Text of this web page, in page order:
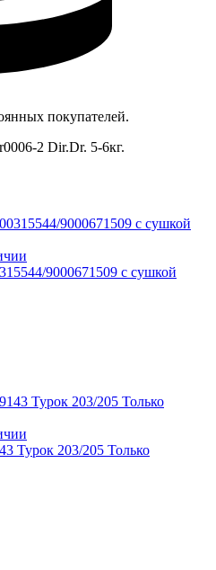
покупателей.
2 Dir.Dr. 5-6кг.
9000671509 с сушкой
Турок 203/205 Только